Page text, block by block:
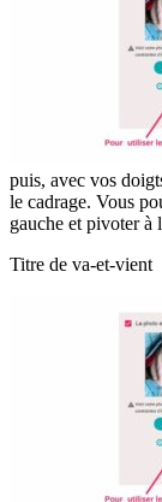
puis, avec vos
le cadrage. Vous
gauche et pivoter à
Titre de va-et-vient